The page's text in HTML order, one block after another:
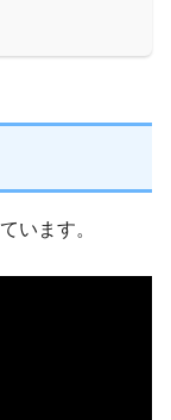
います。